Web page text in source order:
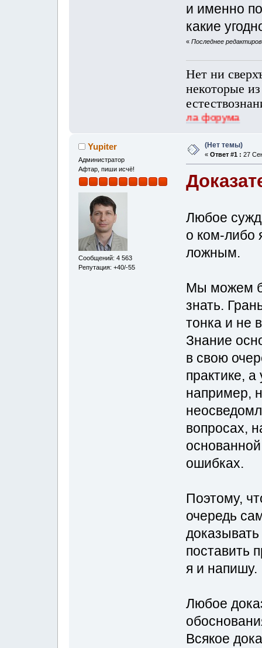
и именно
какие
« Последнее
Нет ни
некоторые
:rtfm Правила форума
Yupiter
Администратор
Афтар, пиши исчё!
Сообщений: 4 563
Репутация: +40/-55
(Нет темы)
« Ответ #1 : 27
Любое
о ком-либо
ложным.
Мы можем
знать.
тонка и не
Знание
в свою
практике,
например,
вопросах,
ошибках.
Поэтому,
очередь
поставить
я и напишу.
Любое
Всякое